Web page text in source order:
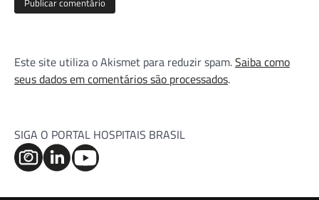
Este site utiliza o Akismet para reduzir spam.Saiba como
seus dados em comentários são processados.
SIGA O PORTAL HOSPITAIS BRASIL